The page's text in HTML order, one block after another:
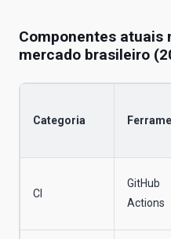
Componentes atuais
mercado brasileiro
Categoria
CI
GitHub
Actions